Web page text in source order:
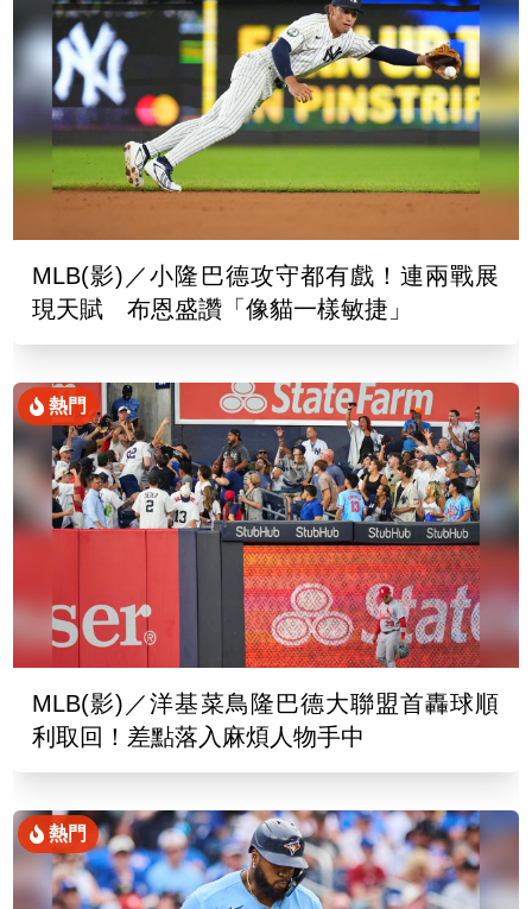
MLB(影)／小隆巴德攻守都有戲！連兩戰展
現天賦 布恩盛讚「像貓一樣敏捷」
熱門
MLB(影)／洋基菜鳥隆巴德大聯盟首轟球順
利取回！差點落入麻煩人物手中
熱門